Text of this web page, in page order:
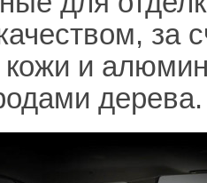
за
кожи и
дерева.